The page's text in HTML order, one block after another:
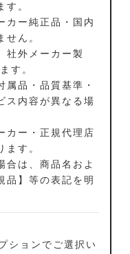
。
カー純正品・国内
ん。
社外メーカー製
す。
属品・品質基準・
ス内容が異なる場
カー・正規代理店
ます。
合は、商品名およ
品】等の表記を明
ションでご選択い